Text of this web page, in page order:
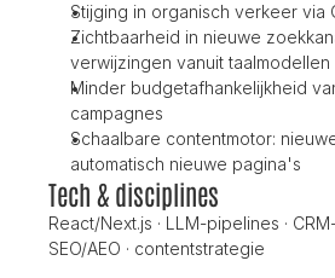
Stijging in organisch verkeer via
Zichtbaarheid in nieuwe
verwijzingen vanuit taalmodellen
Minder budgetafhankelijkheid
campagnes
Schaalbare contentmotor:
automatisch nieuwe pagina's
Tech & disciplines
React/Next.js · LLM-pipelines ·
SEO/AEO · contentstrategie